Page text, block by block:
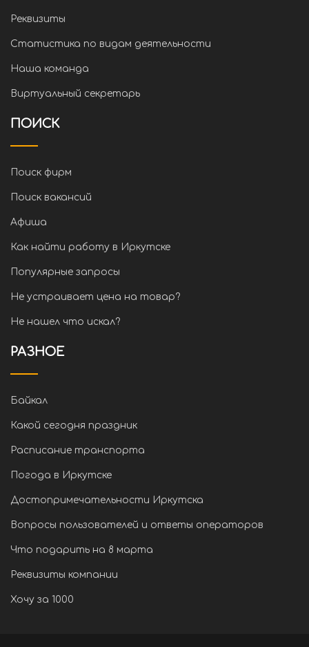
Реквизиты
Статистика по видам деятельности
Наша команда
Виртуальный секретарь
ПОИСК
Поиск фирм
Поиск вакансий
Афиша
Как найти работу в Иркутске
Популярные запросы
Не устраивает цена на товар?
Не нашел что искал?
РАЗНОЕ
Байкал
Какой сегодня праздник
Расписание транспорта
Погода в Иркутске
Достопримечательности Иркутска
Вопросы пользователей и ответы операторов
Что подарить на 8 марта
Реквизиты компании
Хочу за 1000